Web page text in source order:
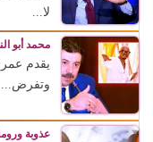
لا...
محمد أبو
يقدم
وتفرض...
عذوبة